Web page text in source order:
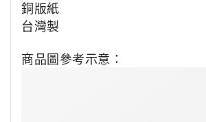
銅版紙
台灣製
商品圖參考示意：